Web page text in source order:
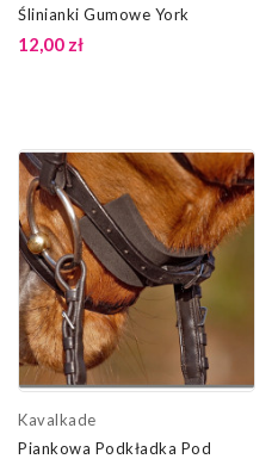
Ślinianki Gumowe York
12,00 zł
Kavalkade
Piankowa Podkładka Pod